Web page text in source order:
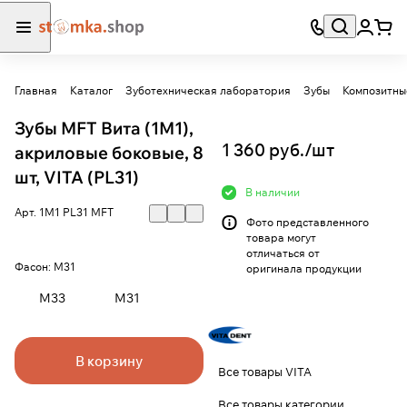
Главная Каталог Зуботехническая лаборатория Зубы
Зубы MFT Вита (1М1),
акриловые боковые, 8
шт, VITA (PL31)
Арт. 1М1 PL31 MFT
Фасон: M31
M33 M31
В корзину
1 360 руб./шт
В наличии
Фото представленного
товара могут
отличаться от
оригинала продукции
Все товары VITA
Все товары категории